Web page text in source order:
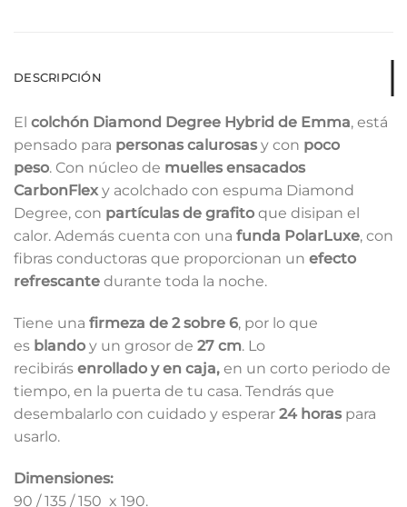
DESCRIPCIÓN
El colchón Diamond Degree Hybrid de Emma, está
pensado para personas calurosas y con poco
peso. Con núcleo de muelles ensacados
CarbonFlexy acolchado con espuma Diamond
Degree, con partículas de grafito que disipan el
calor. Además cuenta con una funda PolarLuxe, con
fibras conductoras que proporcionan un efecto
refrescante durante toda la noche.
Tiene una firmeza de 2 sobre 6, por lo que
es blando y un grosor de 27 cm. Lo
recibirás enrollado y en caja, en un corto periodo de
tiempo, en la puerta de tu casa. Tendrás que
desembalarlo con cuidado y esperar 24 horas para
usarlo.
Dimensiones:
90 / 135 / 150 x 190.